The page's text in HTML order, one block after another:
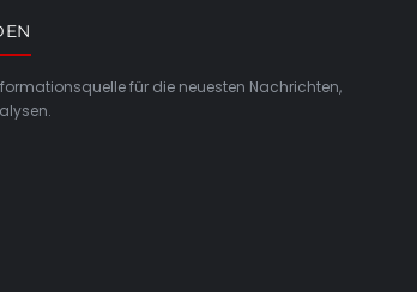
für die neuesten Nachrichten,